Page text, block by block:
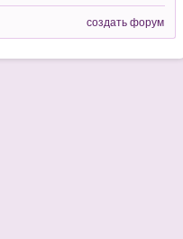
создать форум